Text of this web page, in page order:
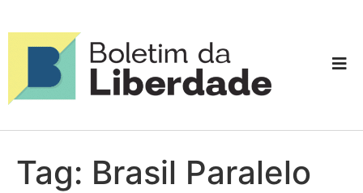
Tag: Brasil Paralelo